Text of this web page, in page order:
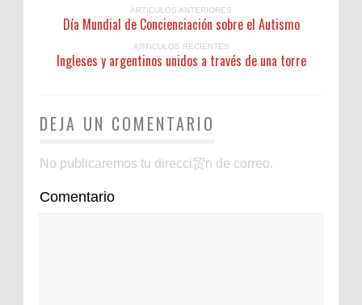
ARTICULOS ANTERIORES
Día Mundial de Concienciación sobre el Autismo
ARTICULOS RECIENTES
Ingleses y argentinos unidos a través de una torre
DEJA UN COMENTARIO
No publicaremos tu direcci贸n de correo.
Comentario